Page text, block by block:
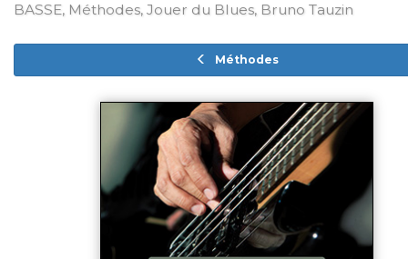
BASSE, Méthodes, Jouer du Blues, Bruno Tauzin
Méthodes